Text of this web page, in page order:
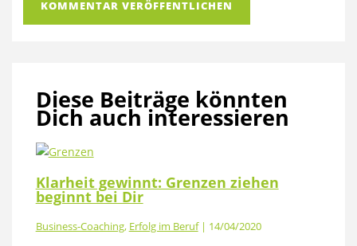
Diese Beiträge könnten
Dich auch interessieren
Klarheit gewinnt: Grenzen ziehen
beginnt bei Dir
Business-Coaching, Erfolg im Beruf| 14/04/2020